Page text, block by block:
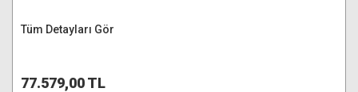
Tüm Detayları Gör
77.579,00 TL